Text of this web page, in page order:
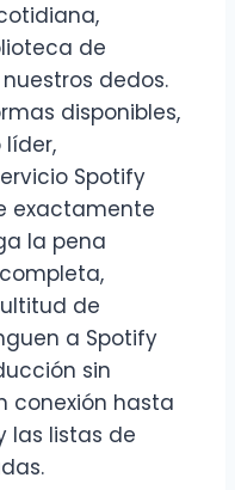
de
dedos.
disponibles,
Spotify
exactamente
la pena
de
a Spotify
sin
conexión hasta
las listas de